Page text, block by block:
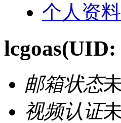
个人资料
lcgoas(UID:
邮箱状态
视频认证